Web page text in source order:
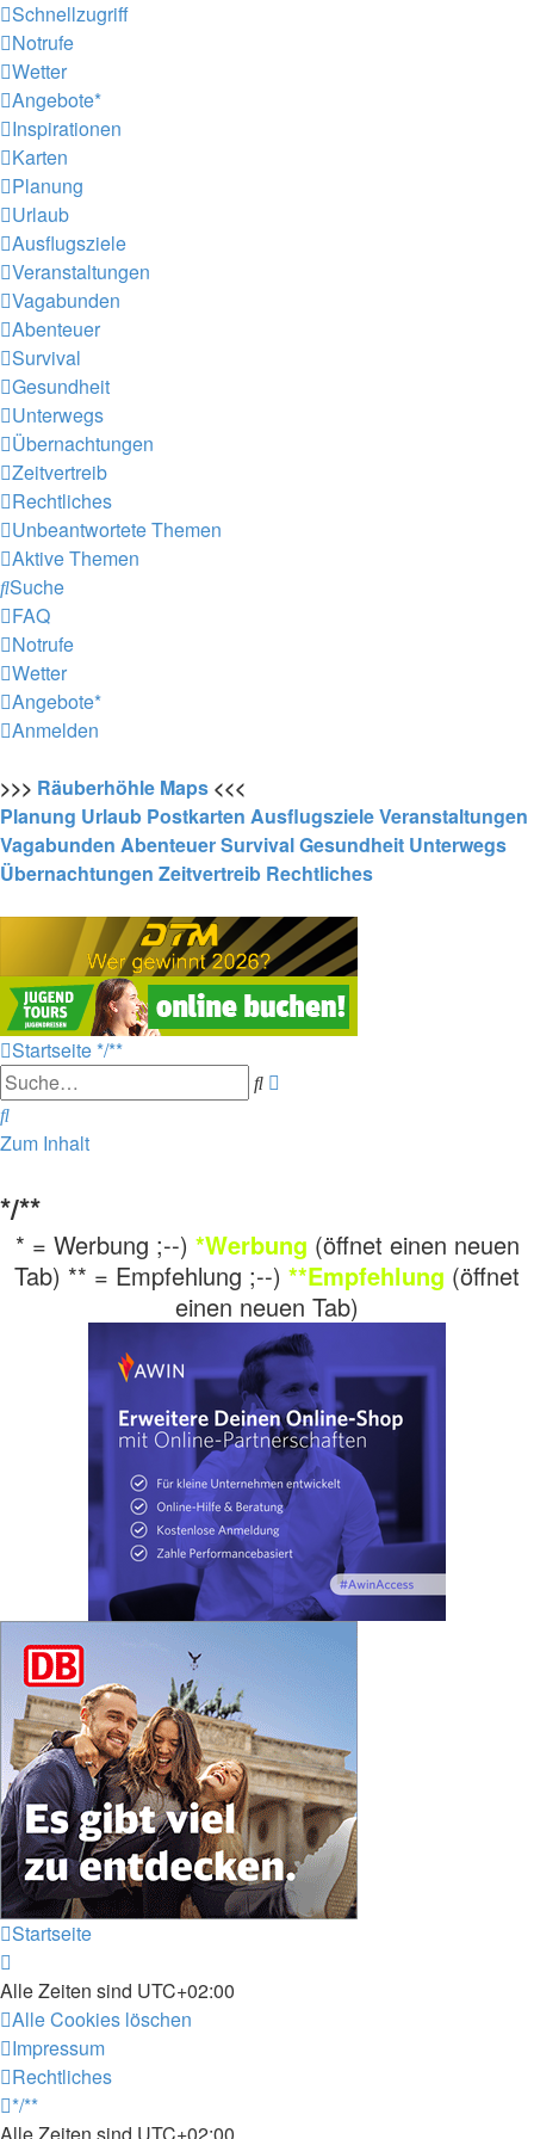
Schnellzugriff
Notrufe
Wetter
Angebote*
Inspirationen
Karten
Planung
Urlaub
Ausflugsziele
Veranstaltungen
Vagabunden
Abenteuer
Survival
Gesundheit
Unterwegs
Übernachtungen
Zeitvertreib
Rechtliches
Unbeantwortete Themen
Aktive Themen
Suche
FAQ
Notrufe
Wetter
Angebote*
Anmelden
>>> Räuberhöhle Maps <<<
Planung Urlaub Postkarten AusflugszieleVeranstaltungen
Vagabunden AbenteuerSurvivalGesundheit Unterwegs
Übernachtungen Zeitvertreib Rechtliches
Startseite */**
Suche
Suche
Zum Inhalt
*/**
* = Werbung ;--) *Werbung (öffnet einen neuen
Tab) ** = Empfehlung ;--) **Empfehlung (öffnet
einen neuen Tab)
Startseite
Alle Zeiten sind UTC+02:00
Alle Cookies löschen
Impressum
Rechtliches
*/**